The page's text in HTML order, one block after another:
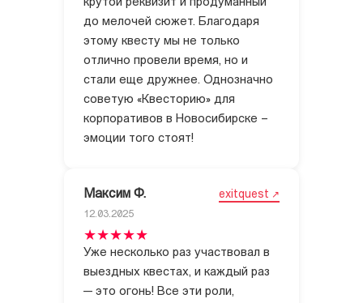
крутой реквизит и продуманный
до мелочей сюжет. Благодаря
этому квесту мы не только
отлично провели время, но и
стали еще дружнее. Однозначно
советую «Квесторию» для
корпоративов в Новосибирске –
эмоции того стоят!
Максим Ф. exitquest
12.03.2025
Уже несколько раз участвовал в
выездных квестах, и каждый раз
— это огонь! Все эти роли,